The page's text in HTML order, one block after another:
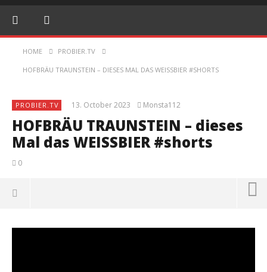
HOME PROBIER.TV
HOFBRÄU TRAUNSTEIN – DIESES MAL DAS WEISSBIER #SHORTS
PROBIER.TV 13. October 2023 Monsta112
HOFBRÄU TRAUNSTEIN – dieses
Mal das WEISSBIER #shorts
0